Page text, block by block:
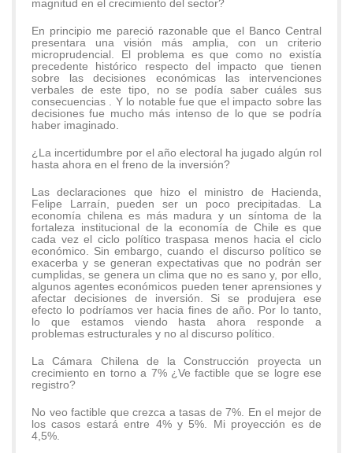
magnitud en el crecimiento del sector?
En principio me pareció razonable que el Banco Central
presentara una visión más amplia, con un criterio
microprudencial. El problema es que como no existía
precedente histórico respecto del impacto que tienen
sobre las decisiones económicas las intervenciones
verbales de este tipo, no se podía saber cuáles sus
consecuencias . Y lo notable fue que el impacto sobre las
decisiones fue mucho más intenso de lo que se podría
haber imaginado.
¿La incertidumbre por el año electoral ha jugado algún rol
hasta ahora en el freno de la inversión?
Las declaraciones que hizo el ministro de Hacienda,
Felipe Larraín, pueden ser un poco precipitadas. La
economía chilena es más madura y un síntoma de la
fortaleza institucional de la economía de Chile es que
cada vez el ciclo político traspasa menos hacia el ciclo
económico. Sin embargo, cuando el discurso político se
exacerba y se generan expectativas que no podrán ser
cumplidas, se genera un clima que no es sano y, por ello,
algunos agentes económicos pueden tener aprensiones y
afectar decisiones de inversión. Si se produjera ese
efecto lo podríamos ver hacia fines de año. Por lo tanto,
lo que estamos viendo hasta ahora responde a
problemas estructurales y no al discurso político.
La Cámara Chilena de la Construcción proyecta un
crecimiento en torno a 7% ¿Ve factible que se logre ese
registro?
No veo factible que crezca a tasas de 7%. En el mejor de
los casos estará entre 4% y 5%. Mi proyección es de
4,5%.